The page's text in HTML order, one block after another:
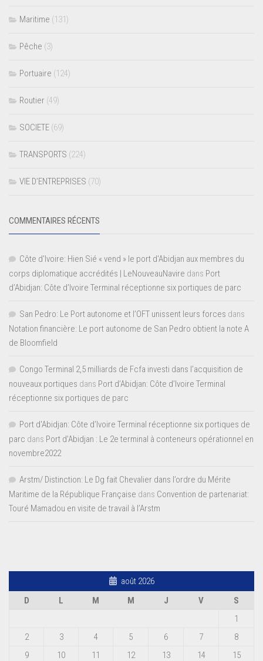
Maritime (131)
Pêche (3)
Portuaire (124)
Routier (49)
SOCIETE (69)
TRANSPORTS (224)
VIE D’ENTREPRISES (70)
COMMENTAIRES RÉCENTS
Côte d'Ivoire: Hien Sié « vend » le port d'Abidjan aux membres du
corps diplomatique accrédités | LeNouveauNavire dans Port
d’Abidjan: Côte d’Ivoire Terminal réceptionne six portiques de parc
San Pedro: Le Port autonome et l’OFT unissent leurs forces dans
Notation financière: Le port autonome de San Pedro obtient la note A
de Bloomfield
Congo Terminal 2,5 milliards de Fcfa investi dans l’acquisition de
nouveaux portiques dans Port d’Abidjan: Côte d’Ivoire Terminal
réceptionne six portiques de parc
Port d'Abidjan: Côte d’Ivoire Terminal réceptionne six portiques de
parc dans Port d’Abidjan : Le 2e terminal à conteneurs opérationnel en
novembre2022
Arstm/ Distinction: Le Dg fait Chevalier dans l’ordre du Mérite
Maritime de la République Française dans Convention de partenariat:
Touré Mamadou en visite de travail à l’Arstm
août 2026
D
L M M J V
S
1
2
3 4 5 6 7
8
9
10 11 12 13 14
15